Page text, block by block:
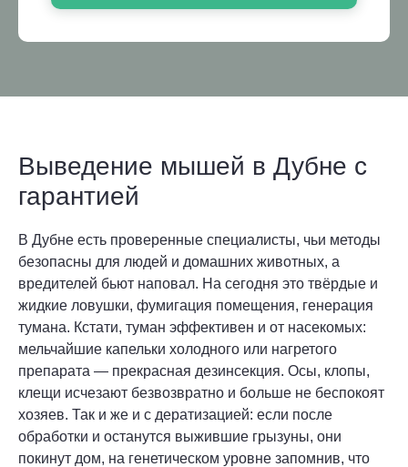
Выведение мышей в Дубне с
гарантией
В Дубне есть проверенные специалисты, чьи методы
безопасны для людей и домашних животных, а
вредителей бьют наповал. На сегодня это твёрдые и
жидкие ловушки, фумигация помещения, генерация
тумана. Кстати, туман эффективен и от насекомых:
мельчайшие капельки холодного или нагретого
препарата — прекрасная дезинсекция. Осы, клопы,
клещи исчезают безвозвратно и больше не беспокоят
хозяев. Так и же и с дератизацией: если после
обработки и останутся выжившие грызуны, они
покинут дом, на генетическом уровне запомнив, что